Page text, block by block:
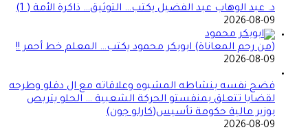
د. عبد الوهاب عبد الفضيل يكتب… التوثيق… ذاكرة الأمة ( 1)
2026-08-09
(من رحم المعاناة) ابوبكر محمود يكتب… المعلم خط أحمر !!
2026-08-09
فضح نفسه بنشاطه المشبوه وعلاقاته مع ال دقلو وطرحه
لقضايا تتعلق بمنفستو الحركة الشعبية … الحلو يتربص
بوزير مالية حكومة تأسيس(كارلو جون)
2026-08-09